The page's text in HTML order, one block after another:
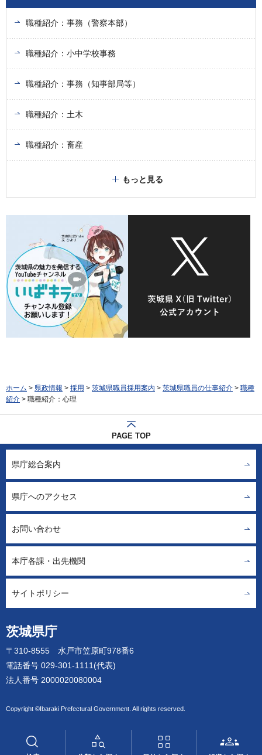
職種紹介：事務（警察本部）
職種紹介：小中学校事務
職種紹介：事務（知事部局等）
職種紹介：土木
職種紹介：畜産
もっと見る
ホーム > 県政情報 > 採用 > 茨城県職員採用案内 > 茨城県職員の仕事紹介 > 職種
紹介 > 職種紹介：心理
PAGE TOP
茨城県庁
〒310-8555 水戸市笠原町978番6
電話番号 029-301-1111(代表)
法人番号 2000020080004
Copyright ©Ibaraki Prefectural Government. All rights reserved.
県庁総合案内
県庁へのアクセス
お問い合わせ
本庁各課・出先機関
サイトポリシー